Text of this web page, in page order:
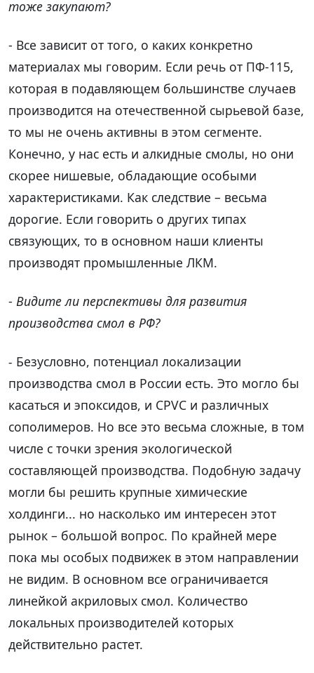
тоже закупают?
- Все зависит от того, о каких конкретно
материалах мы говорим. Если речь от ПФ-115,
которая в подавляющем большинстве случаев
производится на отечественной сырьевой базе,
то мы не очень активны в этом сегменте.
Конечно, у нас есть и алкидные смолы, но они
скорее нишевые, обладающие особыми
характеристиками. Как следствие – весьма
дорогие. Если говорить о других типах
связующих, то в основном наши клиенты
производят промышленные ЛКМ.
- Видите ли перспективы для развития
производства смол в РФ?
- Безусловно, потенциал локализации
производства смол в России есть. Это могло бы
касаться и эпоксидов, и CPVC и различных
сополимеров. Но все это весьма сложные, в том
числе с точки зрения экологической
составляющей производства. Подобную задачу
могли бы решить крупные химические
холдинги... но насколько им интересен этот
рынок – большой вопрос. По крайней мере
пока мы особых подвижек в этом направлении
не видим. В основном все ограничивается
линейкой акриловых смол. Количество
локальных производителей которых
действительно растет.